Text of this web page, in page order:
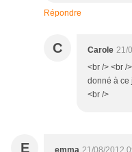
Répondre
C Carole 21/
<br /> <br /
donné à ce
<br />
E emma 21/08/2012